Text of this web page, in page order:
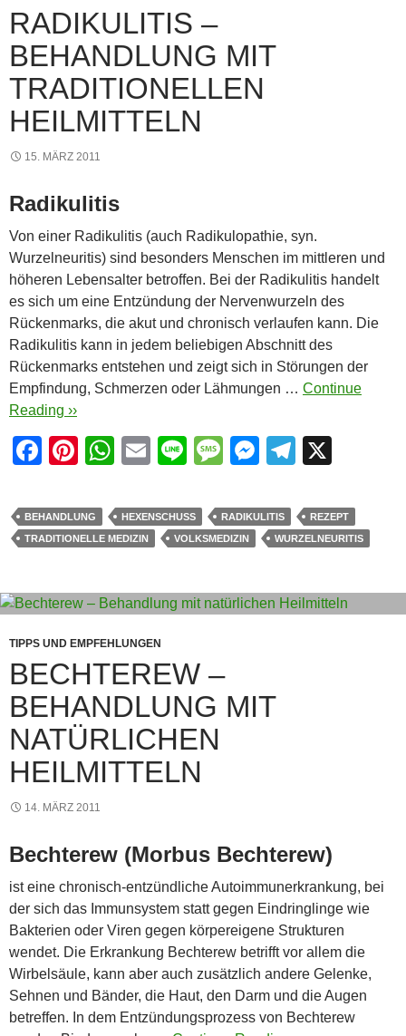
RADIKULITIS –
BEHANDLUNG MIT
TRADITIONELLEN
HEILMITTELN
15. MÄRZ 2011
Radikulitis
Von einer Radikulitis (auch Radikulopathie, syn.
Wurzelneuritis) sind besonders Menschen im mittleren und
höheren Lebensalter betroffen. Bei der Radikulitis handelt
es sich um eine Entzündung der Nervenwurzeln des
Rückenmarks, die akut und chronisch verlaufen kann. Die
Radikulitis kann in jedem beliebigen Abschnitt des
Rückenmarks entstehen und zeigt sich in Störungen der
Empfindung, Schmerzen oder Lähmungen … Continue
Reading ››
F
c
e
o
o
k
Pi
er
e
W
at
s
p
p
E
ail
Li
e
M
ss
a
e
M
ss
e
g
er
T
e
gr
m
BEHANDLUNG HEXENSCHUSS RADIKULITIS
REZEPT
TRADITIONELLE MEDIZIN
VOLKSMEDIZIN WURZELNEURITIS
TIPPS UND EMPFEHLUNGEN
BECHTEREW –
BEHANDLUNG MIT
NATÜRLICHEN
HEILMITTELN
14. MÄRZ 2011
Bechterew (Morbus Bechterew)
ist eine chronisch-entzündliche Autoimmunerkrankung, bei
der sich das Immunsystem statt gegen Eindringlinge wie
Bakterien oder Viren gegen körpereigene Strukturen
wendet. Die Erkrankung Bechterew betrifft vor allem die
Wirbelsäule, kann aber auch zusätzlich andere Gelenke,
Sehnen und Bänder, die Haut, den Darm und die Augen
betreffen. In dem Entzündungsprozess von Bechterew